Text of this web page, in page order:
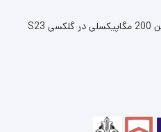
احتمال استفاده از دوربین 200 مگاپیکسلی در گلکسی S23